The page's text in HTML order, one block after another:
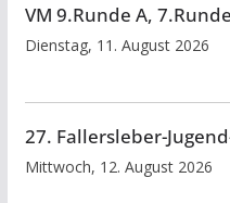
VM 9.Runde A,
Dienstag, 11. August 2026
27. Fallersleber-
Mittwoch, 12. August 2026